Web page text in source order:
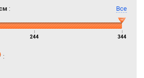
: Все
244 344
: